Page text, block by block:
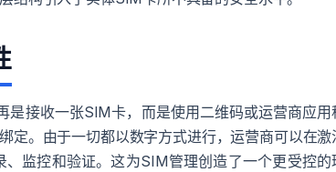
接收一张SIM卡，而是使用二维码或运营商应用
定。由于一切都以数字方式进行，运营商可以在激
监控和验证。这为SIM管理创造了一个更受控的